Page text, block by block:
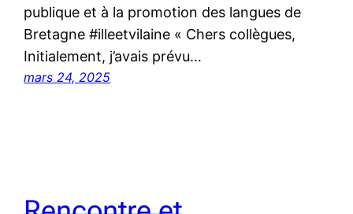
publique et à la promotion des langues de
Bretagne #illeetvilaine « Chers collègues,
Initialement, j’avais prévu…
mars 24, 2025